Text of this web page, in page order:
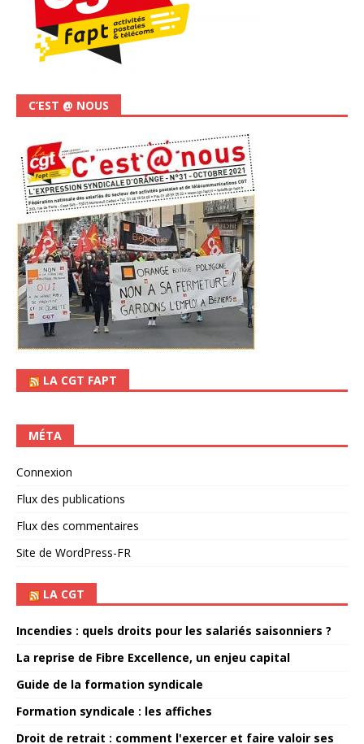
C’EST @ NOUS
LA CGT FAPT
MÉTA
Connexion
Flux des publications
Flux des commentaires
Site de WordPress-FR
LA CGT
Incendies : quels droits pour les salariés saisonniers ?
La reprise de Fibre Excellence, un enjeu capital
Guide de la formation syndicale
Formation syndicale : les affiches
Droit de retrait : comment l'exercer et faire valoir ses